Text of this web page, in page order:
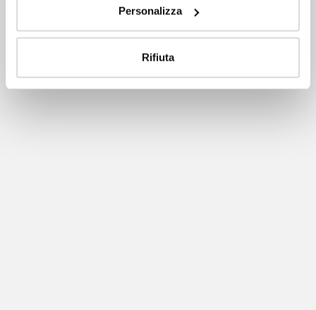
Personalizza
Rifiuta